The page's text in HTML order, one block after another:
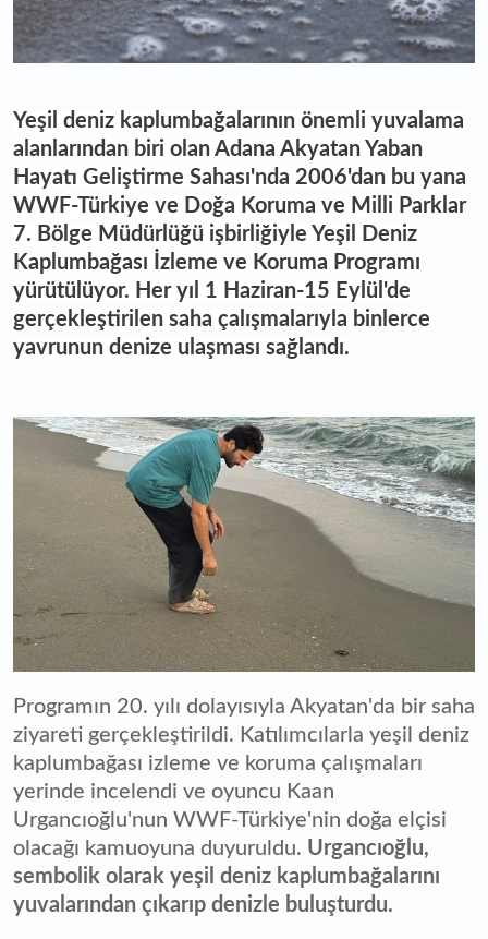
Yeşil deniz kaplumbağalarının önemli yuvalama
alanlarından biri olan Adana Akyatan Yaban
Hayatı Geliştirme Sahası'nda 2006'dan bu yana
WWF-Türkiye ve Doğa Koruma ve Milli Parklar
7. Bölge Müdürlüğü işbirliğiyle Yeşil Deniz
Kaplumbağası İzleme ve Koruma Programı
yürütülüyor. Her yıl 1 Haziran-15 Eylül'de
gerçekleştirilen saha çalışmalarıyla binlerce
yavrunun denize ulaşması sağlandı.
Programın 20. yılı dolayısıyla Akyatan'da bir saha
ziyareti gerçekleştirildi. Katılımcılarla yeşil deniz
kaplumbağası izleme ve koruma çalışmaları
yerinde incelendi ve oyuncu Kaan
Urgancıoğlu'nun WWF-Türkiye'nin doğa elçisi
olacağı kamuoyuna duyuruldu. Urgancıoğlu,
sembolik olarak yeşil deniz kaplumbağalarını
yuvalarından çıkarıp denizle buluşturdu.